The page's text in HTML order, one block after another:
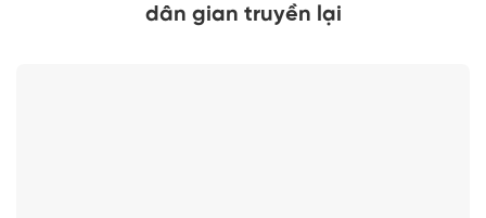
dân gian truyền lại